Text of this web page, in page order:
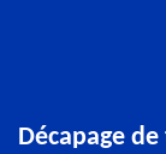
Décapage